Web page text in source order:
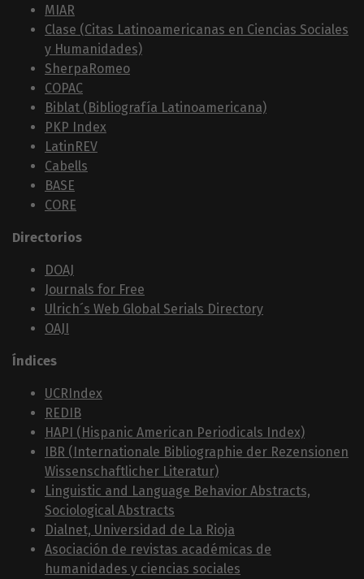
MIAR
Clase (Citas Latinoamericanas en Ciencias Sociales
y Humanidades)
SherpaRomeo
COPAC
Biblat (Bibliografía Latinoamericana)
PKP Index
LatinREV
Cabells
BASE
CORE
Directorios
DOAJ
Journals for Free
Ulrich´s Web Global Serials Directory
OAJI
Índices
UCRIndex
REDIB
HAPI (Hispanic American Periodicals Index)
IBR (Internationale Bibliographie der Rezensionen
Wissenschaftlicher Literatur)
Linguistic and Language Behavior Abstracts,
Sociological Abstracts
Dialnet, Universidad de La Rioja
Asociación de revistas académicas de
humanidades y ciencias sociales